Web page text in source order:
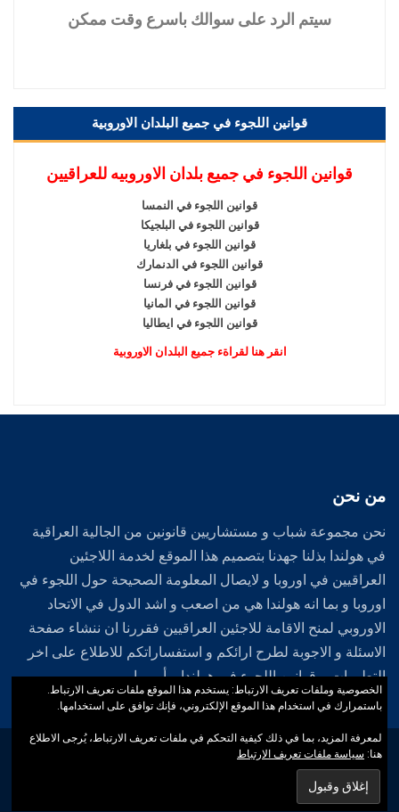
سيتم الرد على سوالك باسرع وقت ممكن
قوانين اللجوء في جميع البلدان الاوروبية
قوانين اللجوء في جميع بلدان الاوروبيه للعراقيين
قوانين اللجوء في النمسا
قوانين اللجوء في البلجيكا
قوانين اللجوء في بلغاريا
قوانين اللجوء في الدنمارك
قوانين اللجوء في فرنسا
قوانين اللجوء في المانيا
قوانين اللجوء في ايطاليا
انقر هنا لقراةء جميع البلدان الاوروبية
من نحن
نحن مجموعة شباب و مستشاريين قانونين من الجالية العراقية
في هولندا بذلنا جهدنا بتصميم هذا الموقع لخدمة اللاجئين
العراقيين في اوروبا و لايصال المعلومة الصحيحة حول اللجوء في
اوروبا و بما انه هولندا هي من اصعب و اشد الدول في الاتحاد
الاوروبي لمنح الاقامة للاجئين العراقيين فقررنا ان ننشاء صفحة
الاسئلة و الاجوبة لطرح ارائكم و استفساراتكم للاطلاع على اخر
التطورات و قوانين اللجوء في هولندا و أوروبا .
جميع حقوق النشر محفوظة لدي الموقع الرسمي لشبكة اللاجئين العراقيين
الخصوصية وملفات تعريف الارتباط: يستخدم هذا الموقع ملفات تعريف الارتباط.
باستمرارك في استخدام هذا الموقع الإلكتروني، فإنك توافق على استخدامها.
لمعرفة المزيد، بما في ذلك كيفية التحكم في ملفات تعريف الارتباط، يُرجى الاطلاع
هنا: سياسة ملفات تعريف الارتباط